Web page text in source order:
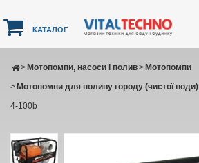
КАТАЛОГ
Мотопомпи, насоси і полив
> Мотопомпи
>
Мотопомпи для поливу городу (чистої води)
>
4-100b